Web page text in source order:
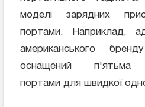
моделі зарядних
портами. Наприклад,
американського
оснащений п'ятьма
портами для швидкої